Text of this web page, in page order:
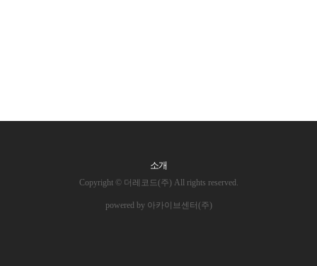
소개
Copyright © 더레코드(주) All rights reserved.
powered by 아카이브센터(주)